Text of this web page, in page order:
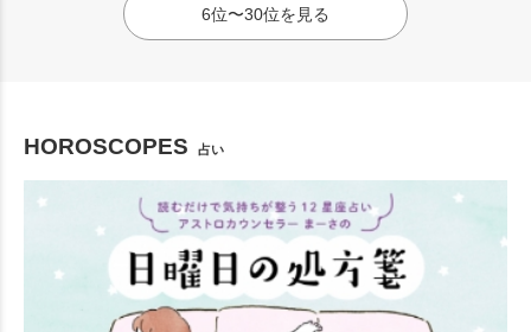
6位〜30位を見る
HOROSCOPES 占い